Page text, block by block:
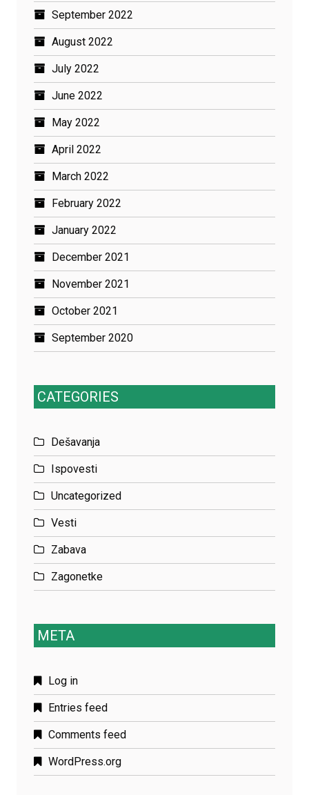
September 2022
August 2022
July 2022
June 2022
May 2022
April 2022
March 2022
February 2022
January 2022
December 2021
November 2021
October 2021
September 2020
CATEGORIES
Dešavanja
Ispovesti
Uncategorized
Vesti
Zabava
Zagonetke
META
Log in
Entries feed
Comments feed
WordPress.org